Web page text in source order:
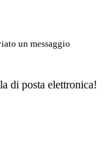
un messaggio
di posta elettronica!